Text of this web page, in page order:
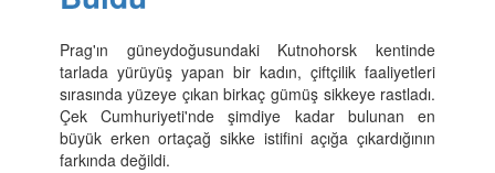
Prag'ın güneydoğusundaki Kutnohorsk kentinde
tarlada yürüyüş yapan bir kadın, çiftçilik faaliyetleri
sırasında yüzeye çıkan birkaç gümüş sikkeye rastladı.
Çek Cumhuriyeti'nde şimdiye kadar bulunan en
büyük erken ortaçağ sikke istifini açığa çıkardığının
farkında değildi.